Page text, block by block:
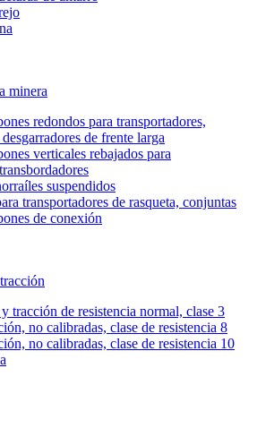
minera
redondos para transportadores,
de frente larga
verticales rebajados para
suspendidos
transportadores de rasqueta, conjuntas
de conexión
tracción de resistencia normal, clase 3
no calibradas, clase de resistencia 8
no calibradas, clase de resistencia 10